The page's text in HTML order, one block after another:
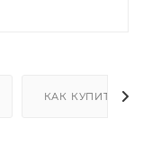
КАК КУПИТЬ